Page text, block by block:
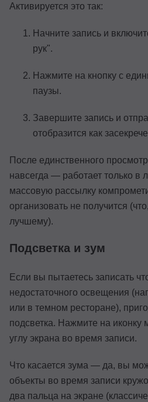
Активируется это так:
Начните запись и
рук".
Нажмите на кнопку с
паузы.
Завершите запись и
отобразится как
После единственного
навсегда — работает только в
массовую рассылку
организовать не получится
лучшему).
Подсветка и зум
Если вы пытаетесь записать
недостаточного освещения
или в темном ресторане),
подсветка. Нажмите на
углу экрана во время записи.
Что касается зума — да, вы
объекты во время записи
два пальца на экране